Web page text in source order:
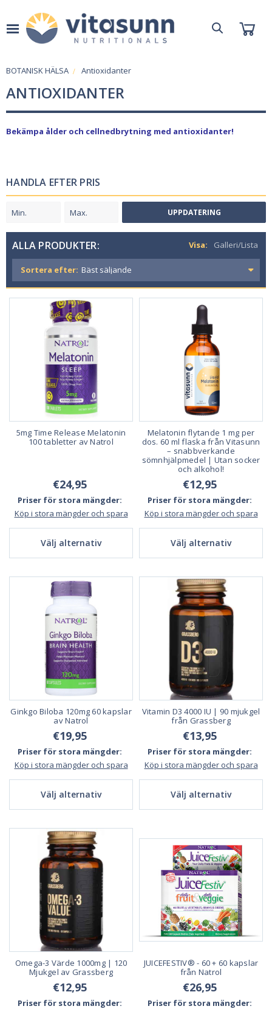
BOTANISK HÄLSA Antioxidanter
ANTIOXIDANTER
Bekämpa ålder och cellnedbrytning med antioxidanter!
HANDLA EFTER PRIS
UPPDATERING
ALLA PRODUKTER: Visa: Galleri/Lista
Sortera efter:
5mg Time Release Melatonin
100 tabletter av Natrol
€24,95
Priser för stora mängder:
Köp i stora mängder och spara
Välj alternativ
Melatonin flytande 1 mg per
dos. 60 ml flaska från Vitasunn
– snabbverkande
sömnhjälpmedel | Utan socker
och alkohol!
€12,95
Priser för stora mängder:
Köp i stora mängder och spara
Välj alternativ
Ginkgo Biloba 120mg 60 kapslar
av Natrol
€19,95
Priser för stora mängder:
Köp i stora mängder och spara
Välj alternativ
Vitamin D3 4000 IU | 90 mjukgel
från Grassberg
€13,95
Priser för stora mängder:
Köp i stora mängder och spara
Välj alternativ
Omega-3 Värde 1000mg | 120
Mjukgel av Grassberg
€12,95
Priser för stora mängder:
JUICEFESTIV® - 60 + 60 kapslar
från Natrol
€26,95
Priser för stora mängder: